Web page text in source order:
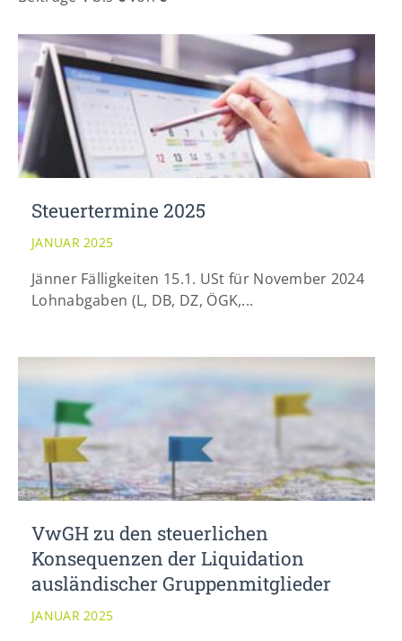
We offer support for our customers
Get in touch
Cybersteel Inc.
376-293 City Road, Suite 600
San Francisco, CA 94102
+44 1234 567 890
Drop us a line
info@yourdomain.com
Steuertermine 2025
JANUAR 2025
Jänner Fälligkeiten 15.1. USt für November 2024
Lohnabgaben (L, DB, DZ, ÖGK,...
VwGH zu den steuerlichen
Konsequenzen der Liquidation
ausländischer Gruppenmitglieder
JANUAR 2025